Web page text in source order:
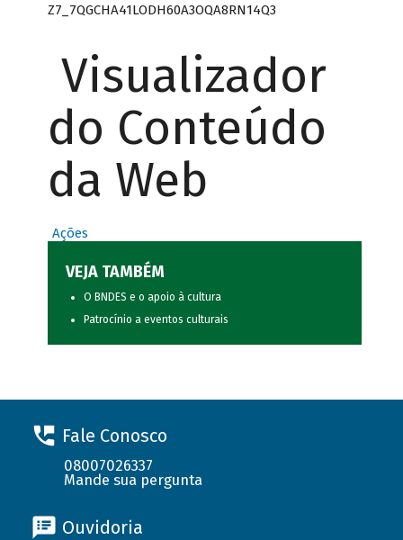
Z7_7QGCHA41LODH60A3OQA8RN14Q3
Visualizador
do Conteúdo
da Web
Ações
VEJA TAMBÉM
O BNDES e o apoio à cultura
Patrocínio a eventos culturais
Fale Conosco
08007026337
Mande sua pergunta
Ouvidoria